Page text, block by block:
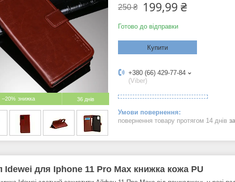
–20% 36 днів
250 ₴ 199,99 ₴
Готово до відправки
Купити
+380 (66) 429-77-84
(Viber)
повернення товару протягом 14 днів
Idewei для Iphone 11 Pro Max книжка кожа PU